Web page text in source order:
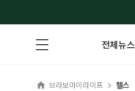
전체뉴스
브라보마이라이프 헬스